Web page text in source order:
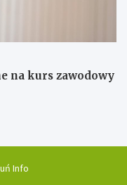
na kurs zawodowy
Info